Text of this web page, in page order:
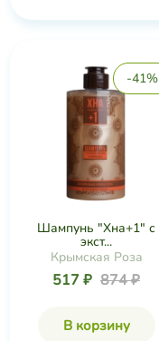
-41%
Шампунь "Хна+1" с
экст...
Крымская Роза
517 ₽ 874 ₽
В корзину